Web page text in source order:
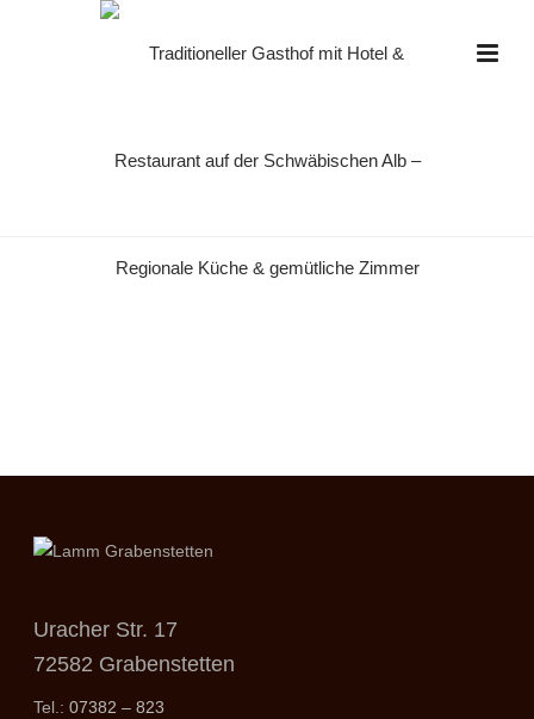
IMG_6886
Uracher Str. 17
72582 Grabenstetten
Tel.:07382 – 823